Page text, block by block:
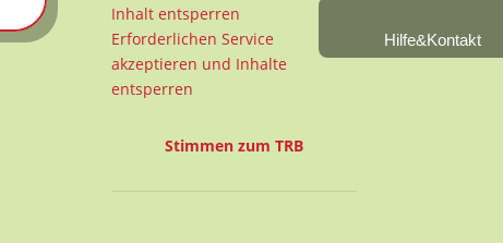
Inhalt entsperren
Erforderlichen Service
akzeptieren und Inhalte
entsperren
Stimmen zum TRB
Hilfe&Kontakt